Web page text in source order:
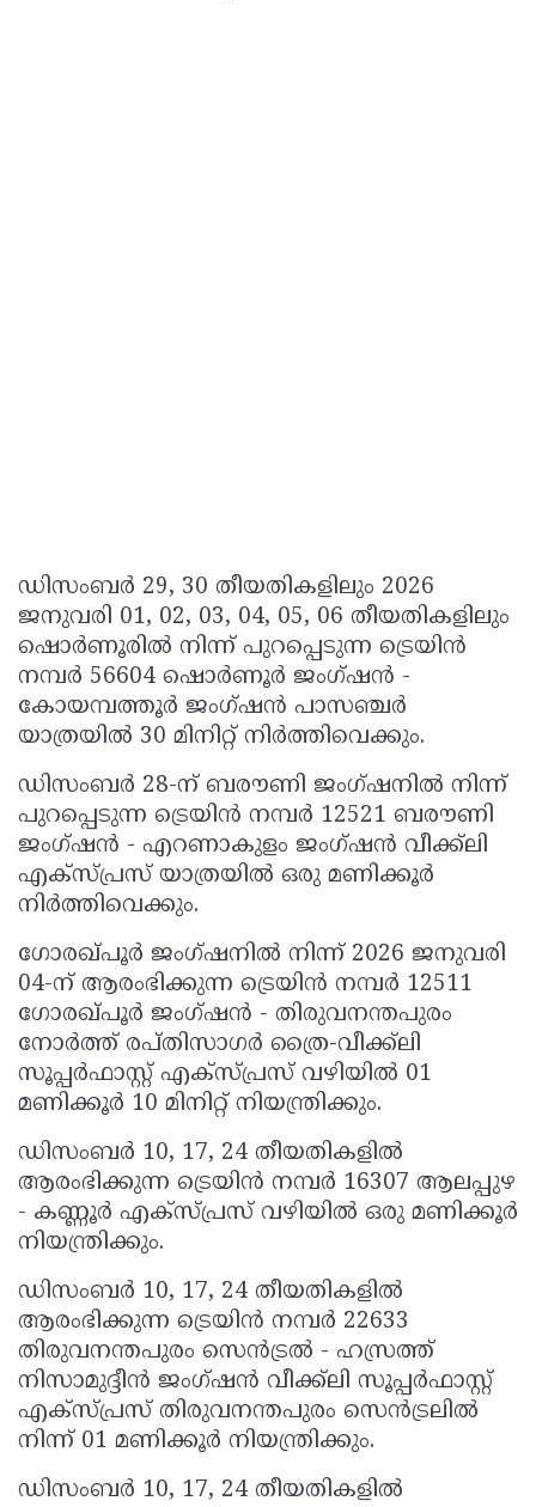
ഡിസംബർ 29, 30 തീയതികളിലും 2026
ജനുവരി 01, 02, 03, 04, 05, 06 തീയതികളിലും
ഷൊർണൂരിൽ നിന്ന് പുറപ്പെടുന്ന ട്രെയിൻ
നമ്പർ 56604 ഷൊർണൂർ ജംഗ്ഷൻ -
കോയമ്പത്തൂർ ജംഗ്ഷൻ പാസഞ്ചർ
യാത്രയിൽ 30 മിനിറ്റ് നിർത്തിവെക്കും.
ഡിസംബർ 28-ന് ബരൗണി ജംഗ്ഷനിൽ നിന്ന്
പുറപ്പെടുന്ന ട്രെയിൻ നമ്പർ 12521 ബരൗണി
ജംഗ്ഷൻ - എറണാകുളം ജംഗ്ഷൻ വീക്ക്‌ലി
എക്സ്പ്രസ് യാത്രയിൽ ഒരു മണിക്കൂർ
നിർത്തിവെക്കും.
ഗോരഖ്പൂർ ജംഗ്ഷനിൽ നിന്ന് 2026 ജനുവരി
04-ന് ആരംഭിക്കുന്ന ട്രെയിൻ നമ്പർ 12511
ഗോരഖ്പൂർ ജംഗ്ഷൻ - തിരുവനന്തപുരം
നോർത്ത് രപ്തിസാഗർ ത്രൈ-വീക്ക്‌ലി
സൂപ്പർഫാസ്റ്റ് എക്സ്പ്രസ് വഴിയിൽ 01
മണിക്കൂർ 10 മിനിറ്റ് നിയന്ത്രിക്കും.
ഡിസംബർ 10, 17, 24 തീയതികളിൽ
ആരംഭിക്കുന്ന ട്രെയിൻ നമ്പർ 16307 ആലപ്പുഴ
- കണ്ണൂർ എക്സ്പ്രസ് വഴിയിൽ ഒരു മണിക്കൂർ
നിയന്ത്രിക്കും.
ഡിസംബർ 10, 17, 24 തീയതികളിൽ
ആരംഭിക്കുന്ന ട്രെയിൻ നമ്പർ 22633
തിരുവനന്തപുരം സെൻട്രൽ - ഹസ്രത്ത്
നിസാമുദ്ദീൻ ജംഗ്ഷൻ വീക്ക്‌ലി സൂപ്പർഫാസ്റ്റ്
എക്സ്പ്രസ് തിരുവനന്തപുരം സെൻട്രലിൽ
നിന്ന് 01 മണിക്കൂർ നിയന്ത്രിക്കും.
ഡിസംബർ 10, 17, 24 തീയതികളിൽ